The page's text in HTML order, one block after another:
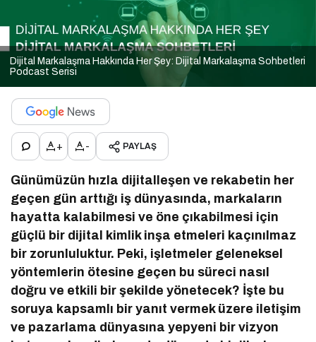
Dijital Markalaşma Hakkında Her Şey: Dijital Markalaşma Sohbetleri
Podcast Serisi
+ - PAYLAŞ
Günümüzün hızla dijitalleşen ve rekabetin her
geçen gün arttığı iş dünyasında, markaların
hayatta kalabilmesi ve öne çıkabilmesi için
güçlü bir dijital kimlik inşa etmeleri kaçınılmaz
bir zorunluluktur. Peki, işletmeler geleneksel
yöntemlerin ötesine geçen bu süreci nasıl
doğru ve etkili bir şekilde yönetecek? İşte bu
soruya kapsamlı bir yanıt vermek üzere iletişim
ve pazarlama dünyasına yepyeni bir vizyon